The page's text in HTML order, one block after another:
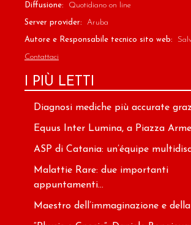
Diffusione: Quotidiano on line
Server provider: Aruba
Autore e Responsabile tecnico sito web:
Contattaci
I PIÙ LETTI
Diagnosi mediche più accurate
Equus Inter Lumina, a Piazza
ASP di Catania: un’équipe
Malattie Rare: due importanti
appuntamenti...
Maestro dell’immaginazione e